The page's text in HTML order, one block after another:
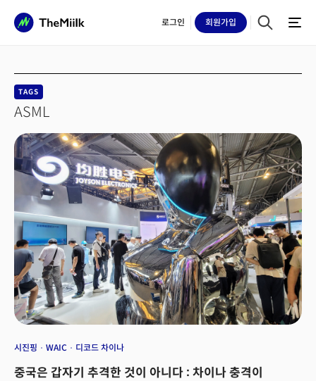
로그인 회원가입
TAGS
ASML
시진핑 WAIC 디코드 차이나
중국은 갑자기 추격한 것이 아니다 : 차이나 충격이